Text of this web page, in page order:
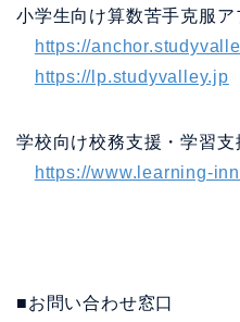
小学生向け算数苦手克服ア
https://
https://lp.studyvalley.jp
学校向け校務支援・学習
https://www.learning-
■お問い合わせ窓口